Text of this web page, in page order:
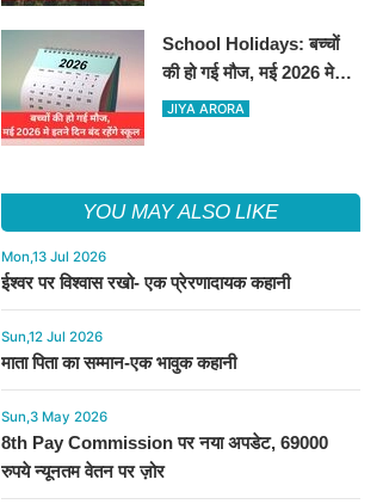
School Holidays: बच्चों
की हो गई मौज, मई 2026 मे
इतने दिन बंद रहेंगे स्कूल
JIYA ARORA
YOU MAY ALSO LIKE
Mon,13 Jul 2026
ईश्वर पर विश्वास रखो- एक प्रेरणादायक कहानी
Sun,12 Jul 2026
माता पिता का सम्मान-एक भावुक कहानी
Sun,3 May 2026
8th Pay Commission पर नया अपडेट, 69000
रुपये न्यूनतम वेतन पर ज़ोर